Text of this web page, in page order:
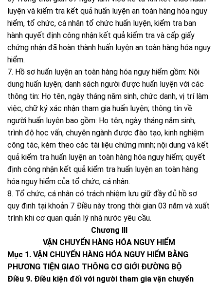
luyện và kiểm tra kết quả huấn luyện an toàn hàng hóa nguy
hiểm, tổ chức, cá nhân tổ chức huấn luyện, kiểm tra ban
hành quyết định công nhận kết quả kiểm tra và cấp giấy
chứng nhận đã hoàn thành huấn luyện an toàn hàng hóa nguy
hiểm.
7. Hồ sơ huấn luyện an toàn hàng hóa nguy hiểm gồm: Nội
dung huấn luyện; danh sách người được huấn luyện với các
thông tin: Họ tên, ngày tháng năm sinh, chức danh, vị trí làm
việc, chữ ký xác nhận tham gia huấn luyện; thông tin về
người huấn luyện bao gồm: Họ tên, ngày tháng năm sinh,
trình độ học vấn, chuyên ngành được đào tạo, kinh nghiệm
công tác, kèm theo các tài liệu chứng minh; nội dung và kết
quả kiểm tra huấn luyện an toàn hàng hóa nguy hiểm; quyết
định công nhận kết quả kiểm tra huấn luyện an toàn hàng
hóa nguy hiểm của tổ chức, cá nhân.
8. Tổ chức, cá nhân có trách nhiệm lưu giữ đầy đủ hồ sơ
quy định tại khoản 7 Điều này trong thời gian 03 năm và xuất
trình khi cơ quan quản lý nhà nước yêu cầu.
Chương III
VẬN CHUYỂN HÀNG HÓA NGUY HIỂM
Mục 1. VẬN CHUYỂN HÀNG HÓA NGUY HIỂM BẰNG
PHƯƠNG TIỆN GIAO THÔNG CƠ GIỚI ĐƯỜNG BỘ
Điều 9. Điều kiện đối với người tham gia vận chuyển